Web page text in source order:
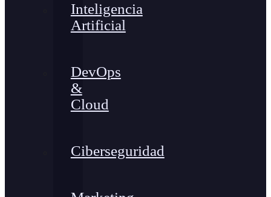
Inteligencia
Artificial
DevOps
&
Cloud
Ciberseguridad